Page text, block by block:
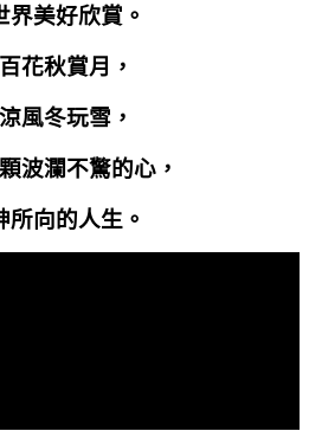
界美好欣賞。
花秋賞月，
風冬玩雪，
波瀾不驚的心，
所向的人生。